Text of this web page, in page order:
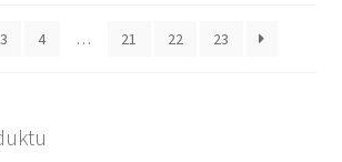
3 4 … 21 22 23